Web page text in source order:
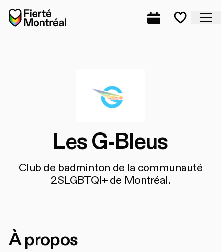
Aller à la navigation
Aller à la navigation
Aller au contenu
Accueil
Mes
Les G-Bleus
Club de badminton de la communauté
2SLGBTQI+ de Montréal.
À propos